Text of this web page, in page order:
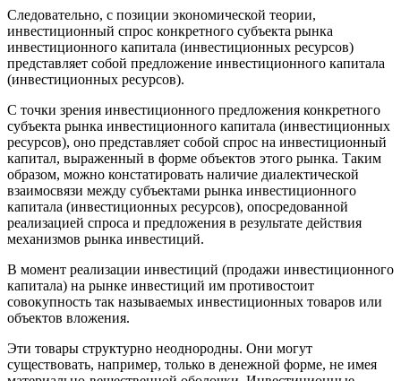
Следовательно, с позиции экономической теории,
инвестиционный спрос конкретного субъекта рынка
инвестиционного капитала (инвестиционных ресурсов)
представляет собой предложение инвестиционного капитала
(инвестиционных ресурсов).
С точки зрения инвестиционного предложения конкретного
субъекта рынка инвестиционного капитала (инвестиционных
ресурсов), оно представляет собой спрос на инвестиционный
капитал, выраженный в форме объектов этого рынка. Таким
образом, можно констатировать наличие диалектической
взаимосвязи между субъектами рынка инвестиционного
капитала (инвестиционных ресурсов), опосредованной
реализацией спроса и предложения в результате действия
механизмов рынка инвестиций.
В момент реализации инвестиций (продажи инвестиционного
капитала) на рынке инвестиций им противостоит
совокупность так называемых инвестиционных товаров или
объектов вложения.
Эти товары структурно неоднородны. Они могут
существовать, например, только в денежной форме, не имея